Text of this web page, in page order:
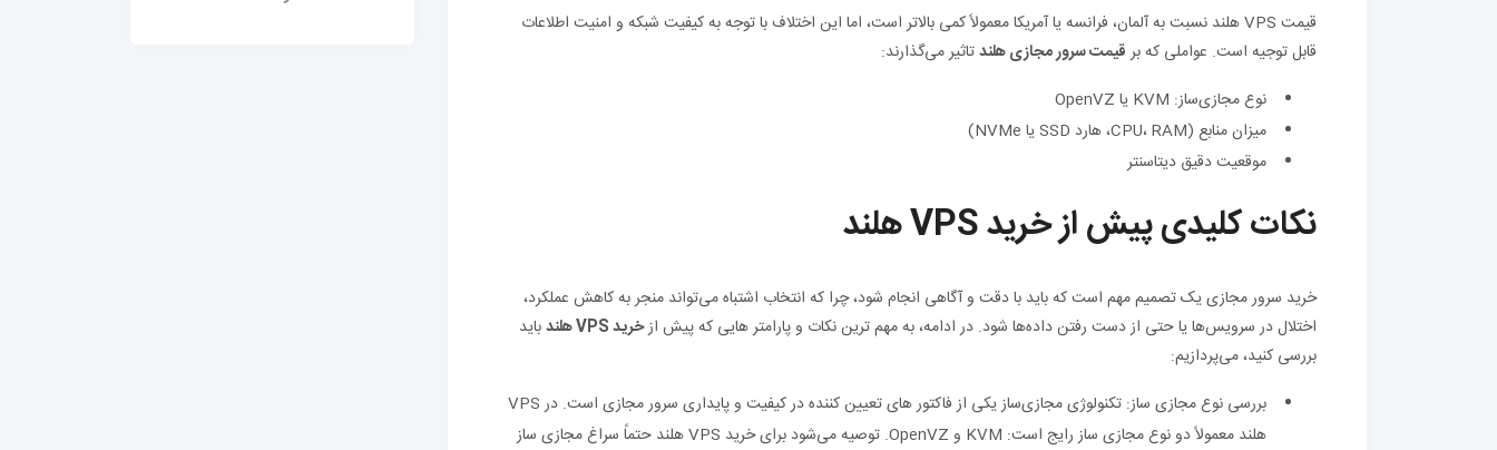
قیمت VPS هلند نسبت به آلمان، فرانسه یا آمریکا معمولاً کمی بالاتر است، اما این اختلاف با توجه به کیفیت شبکه و امنیت اطلاعات
قابل توجیه است. عواملی که برقیمت سرور مجازی هلندتاثیر می‌گذارند:
نوع مجازی‌ساز: KVM یا OpenVZ
میزان منابع (CPU، RAM، هارد SSD یا NVMe)
موقعیت دقیق دیتاسنتر
نکات کلیدی پیش از خرید VPS هلند
خرید سرور مجازی یک تصمیم مهم است که باید با دقت و آگاهی انجام شود، چرا که انتخاب اشتباه می‌تواند منجر به کاهش عملکرد،
اختلال در سرویس‌ها یا حتی از دست رفتن داده‌ها شود. در ادامه، به مهم‌ ترین نکات و پارامتر هایی که پیش ازخرید VPS هلند
باید
بررسی کنید، می‌پردازیم:
بررسی نوع مجازی‌ ساز: تکنولوژی مجازی‌ساز یکی از فاکتور های تعیین‌ کننده در کیفیت و پایداری سرور مجازی است. در VPS
هلند معمولاً دو نوع مجازی‌ ساز رایج است: KVM و OpenVZ. توصیه می‌شود برای خرید VPS هلند حتماً سراغ مجازی‌ ساز